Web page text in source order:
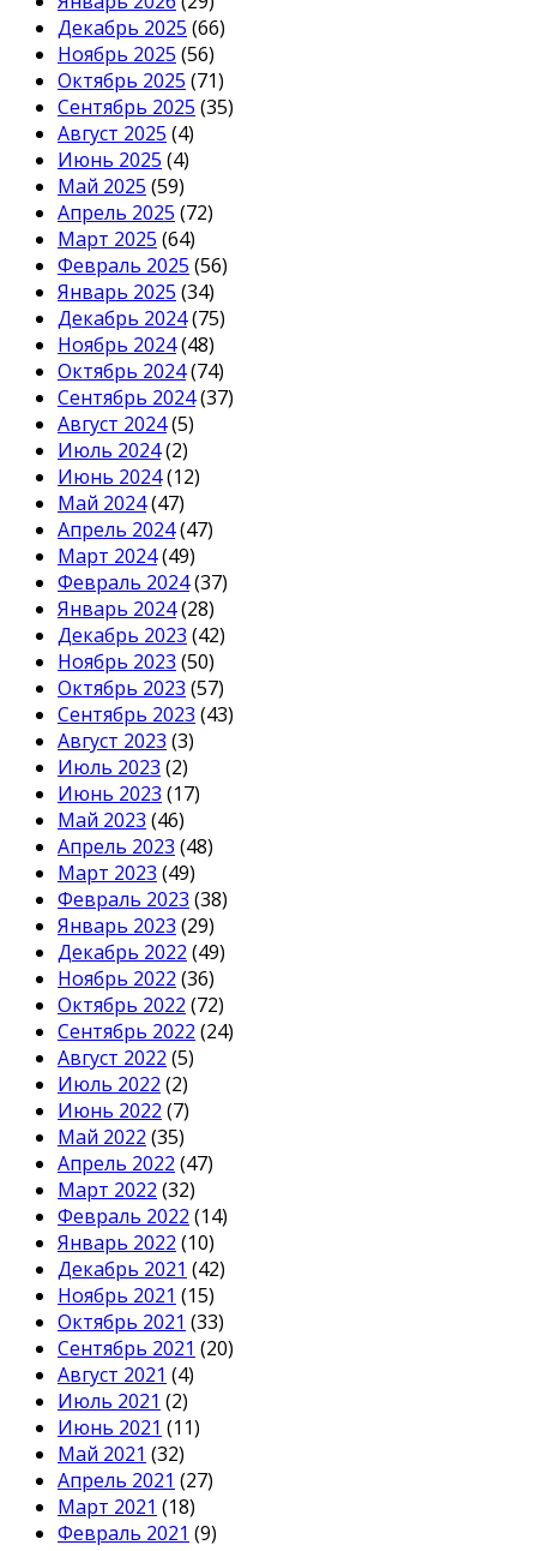
Декабрь 2025 (66)
Ноябрь 2025 (56)
Октябрь 2025 (71)
Сентябрь 2025 (35)
Август 2025 (4)
Июнь 2025 (4)
Май 2025 (59)
Апрель 2025 (72)
Март 2025 (64)
Февраль 2025 (56)
Январь 2025 (34)
Декабрь 2024(75)
Ноябрь 2024(48)
Октябрь 2024(74)
Сентябрь 2024(37)
Август 2024(5)
Июль 2024(2)
Июнь 2024(12)
Май 2024(47)
Апрель 2024(47)
Март 2024(49)
Февраль 2024(37)
Январь 2024(28)
Декабрь 2023 (42)
Ноябрь 2023 (50)
Октябрь 2023 (57)
Сентябрь 2023 (43)
Август 2023 (3)
Июль 2023 (2)
Июнь 2023 (17)
Май 2023 (46)
Апрель 2023 (48)
Март 2023 (49)
Февраль 2023 (38)
Январь 2023 (29)
Декабрь 2022 (49)
Ноябрь 2022 (36)
Октябрь 2022 (72)
Сентябрь 2022 (24)
Август 2022 (5)
Июль 2022 (2)
Июнь 2022 (7)
Май 2022 (35)
Апрель 2022 (47)
Март 2022 (32)
Февраль 2022 (14)
Январь 2022 (10)
Декабрь 2021 (42)
Ноябрь 2021 (15)
Октябрь 2021 (33)
Сентябрь 2021 (20)
Август 2021 (4)
Июль 2021 (2)
Июнь 2021 (11)
Май 2021 (32)
Апрель 2021 (27)
Март 2021 (18)
Февраль 2021 (9)